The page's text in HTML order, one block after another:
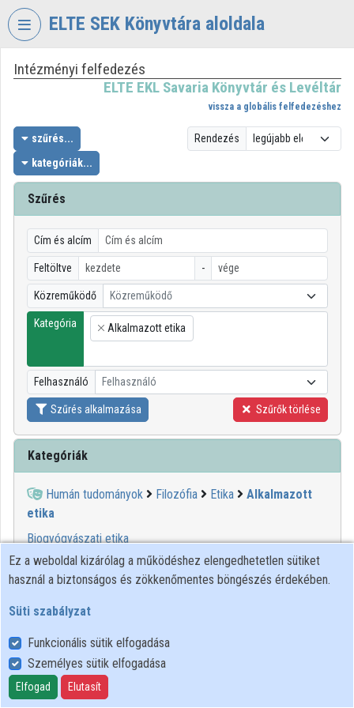
Fejléc kihagyása
ELTE SEK Könyvtára aloldala
VIDEOTORIUM
EKL
SAVARIA
KÖNYVTÁR
ÉS
LEVÉLTÁR
Intézményi kezdőlap
Bejelentkezés
Intézményi felfedezés
Intézményi listák
Intézmények
Közreműködők
Intézményi felfedezés
ELTE EKL Savaria Könyvtár és Levéltár
vissza a globális felfedezéshez
szűrés...
kategóriák...
Rendezés
Szűrés
Cím és alcím
Feltöltve -
Közreműködő Közreműködő
Kategória
×
Alkalmazott etika
Felhasználó Felhasználó
Szűrés alkalmazása Szűrők törlése
Kategóriák
Humán tudományok Filozófia Etika
Alkalmazott
etika
Biogyógyászati etika
Felhasználói szabályzat
Adatkezelési tájékoztató
Süti szabályzat
Ez a weboldal kizárólag a működéshez elengedhetetlen sütiket
használ a biztonságos és zökkenőmentes böngészés érdekében.
Süti szabályzat
Funkcionális sütik elfogadása
Személyes sütik elfogadása
Elfogad Elutasít